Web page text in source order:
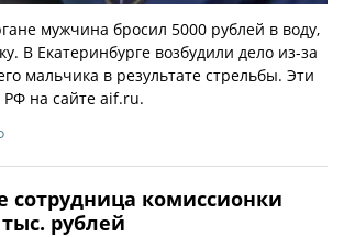
мужчина бросил 5000 рублей в воду,
В Екатеринбурге возбудили дело из-за
мальчика в результате стрельбы. Эти
РФ на сайте aif.ru.
сотрудница комиссионки
рублей